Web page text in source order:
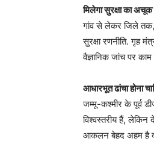
मिलेगा सुरक्षा का
गांव से लेकर जिले
सुरक्षा रणनीति. गृह
वैज्ञानिक जांच पर
आधारभूत ढांचा होना
जम्मू-कश्मीर के पूर्व
विश्वस्तरीय हैं,
आकलन बेहद अहम है